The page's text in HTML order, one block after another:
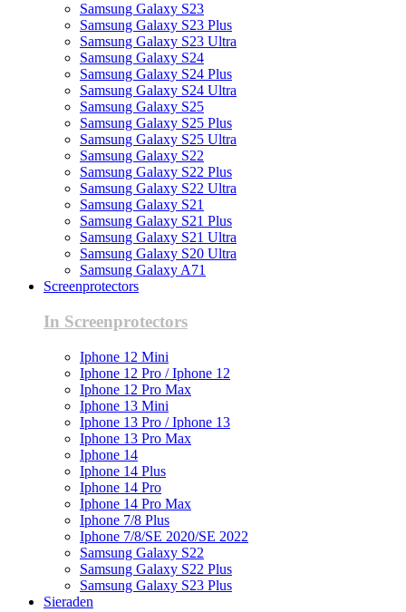
Samsung Galaxy S23
Samsung Galaxy S23 Plus
Samsung Galaxy S23 Ultra
Samsung Galaxy S24
Samsung Galaxy S24 Plus
Samsung Galaxy S24 Ultra
Samsung Galaxy S25
Samsung Galaxy S25 Plus
Samsung Galaxy S25 Ultra
Samsung Galaxy S22
Samsung Galaxy S22 Plus
Samsung Galaxy S22 Ultra
Samsung Galaxy S21
Samsung Galaxy S21 Plus
Samsung Galaxy S21 Ultra
Samsung Galaxy S20 Ultra
Samsung Galaxy A71
Screenprotectors
In Screenprotectors
Iphone 12 Mini
Iphone 12 Pro / Iphone 12
Iphone 12 Pro Max
Iphone 13 Mini
Iphone 13 Pro / Iphone 13
Iphone 13 Pro Max
Iphone 14
Iphone 14 Plus
Iphone 14 Pro
Iphone 14 Pro Max
Iphone 7/8 Plus
Iphone 7/8/SE 2020/SE 2022
Samsung Galaxy S22
Samsung Galaxy S22 Plus
Samsung Galaxy S23 Plus
Sieraden